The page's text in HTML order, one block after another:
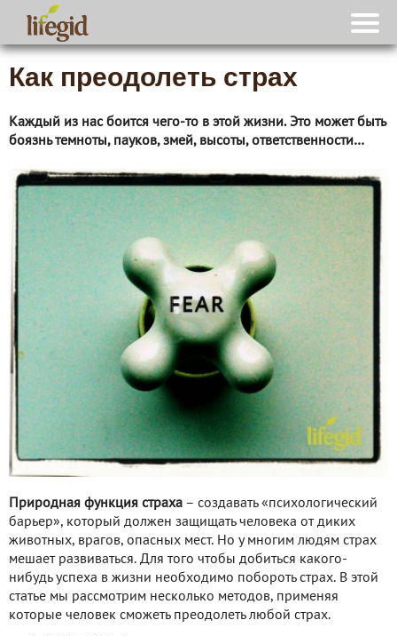
Как преодолеть страх
Каждый из нас боится чего-то в этой жизни. Это может быть
боязнь темноты, пауков, змей, высоты, ответственности…
Природная функция страха – создавать «психологический
барьер», который должен защищать человека от диких
животных, врагов, опасных мест. Но у многим людям страх
мешает развиваться. Для того чтобы добиться какого-
нибудь успеха в жизни необходимо побороть страх. В этой
статье мы рассмотрим несколько методов, применяя
которые человек сможеть преодолеть любой страх.